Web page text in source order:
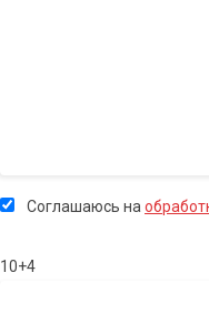
Соглашаюсь на
10+4